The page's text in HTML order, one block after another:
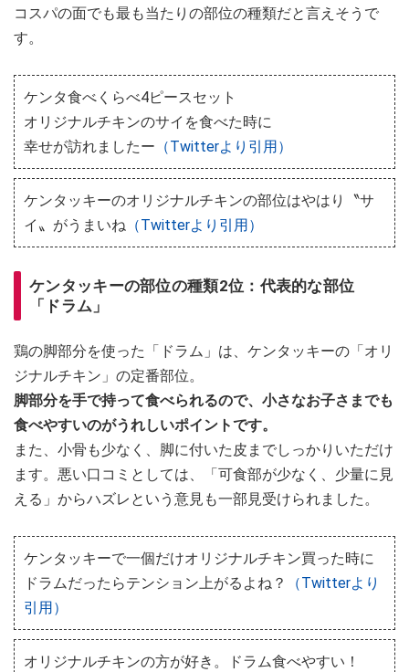
コスパの面でも最も当たりの部位の種類だと言えそうで
す。
ケンタ食べくらべ4ピースセット
オリジナルチキンのサイを食べた時に
幸せが訪れましたー （Twitterより引用）
ケンタッキーのオリジナルチキンの部位はやはり〝サ
イ〟がうまいね （Twitterより引用）
ケンタッキーの部位の種類2位：代表的な部位
「ドラム」
鶏の脚部分を使った「ドラム」は、ケンタッキーの「オリ
ジナルチキン」の定番部位。
脚部分を手で持って食べられるので、小さなお子さまでも
食べやすいのがうれしいポイントです。
また、小骨も少なく、脚に付いた皮までしっかりいただけ
ます。悪い口コミとしては、「可食部が少なく、少量に見
える」から​​​​ハズレという意見も一部見受けられました。
ケンタッキーで一個だけオリジナルチキン買った時に
ドラムだったらテンション上がるよね？
（Twitterより
引用）
オリジナルチキンの方が好き。ドラム食べやすい！